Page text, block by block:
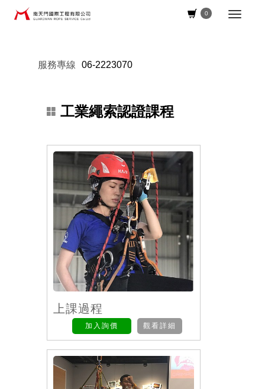
0
服務專線 06-2223070
工業繩索認證課程
上課過程
觀看詳細
加入詢價